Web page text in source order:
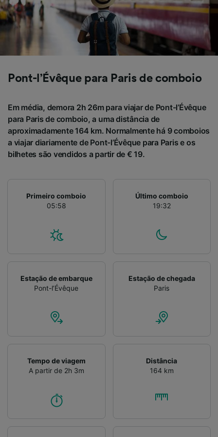
Pont-l’Évêque para Paris de comboio
Em média, demora 2h 26m para viajar de Pont-l’Évêque
para Paris de comboio, a uma distância de
aproximadamente 164 km. Normalmente há 9 comboios
a viajar diariamente de Pont-l’Évêque para Paris e os
bilhetes são vendidos a partir de € 19.
Primeiro comboio
05:58
Último comboio
19:32
Estação de embarque
Pont-l’Évêque
Estação de chegada
Paris
Tempo de viagem
A partir de 2h 3m
Distância
164 km
acessar informações em um dispositivo.
Publicidade e conteúdo personalizados,
medição de publicidade e conteúdo, pesquisa
de público e desenvolvimento de serviços..
Lista de parceiros (fornecedores)